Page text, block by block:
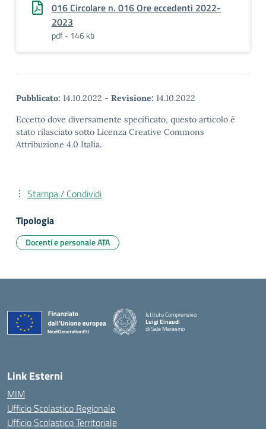
016 Circolare n. 016 Ore eccedenti 2022-
2023
pdf - 146 kb
Pubblicato: 14.10.2022 - Revisione: 14.10.2022
Eccetto dove diversamente specificato, questo articolo è
stato rilasciato sotto Licenza Creative Commons
Attribuzione 4.0 Italia.
Stampa / Condividi
Tipologia
Docenti e personale ATA
Istituto Comprensivo
Luigi Einaudi
di Sale Marasino
Link Esterni
MIM
Ufficio Scolastico Regionale
Ufficio Scolastico Territoriale